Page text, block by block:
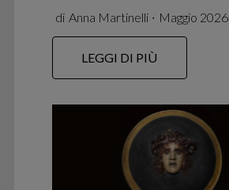
di Anna Martinelli ∙ Maggio 2026
LEGGI DI PIÙ